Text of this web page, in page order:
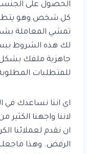
الحصول على
كل شخص وهو
تمشي المعاملة
لك هذه الشروط
جاهزية ملفك بشكل
للمتطلبات
اي اننا نساعدك
لاننا واجهنا
ان نقدم لعملائنا
الرفض. وهذا